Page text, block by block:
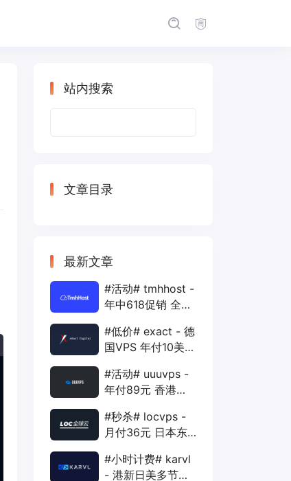
站内搜索
文章目录
最新文章
#活动# tmhhost -
年中618促销 全场
年付VPS
#低价# exact - 德
国VPS 年付10美元
1Gbps
#活动# uuuvps -
年付89元 香港
400G 30M
#秒杀# locvps -
月付36元 日本东
40G 1T 450Mbps
#小时计费# karvl
- 港新日美多节点